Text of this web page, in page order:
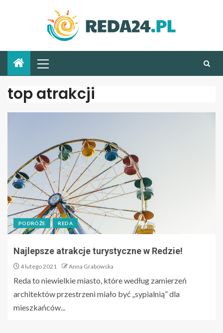
top atrakcji
PODRÓŻE REDA
Najlepsze atrakcje turystyczne w Redzie!
4 lutego 2021 Anna Grabowska
Reda to niewielkie miasto, które według zamierzeń
architektów przestrzeni miało być „sypialnią” dla
mieszkańców...